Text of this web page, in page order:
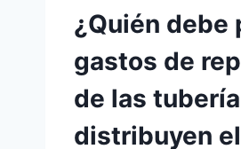
¿Quién debe
gastos de
de las
distribuyen